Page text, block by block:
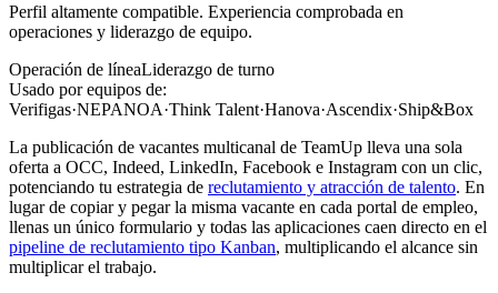
Perfil altamente compatible. Experiencia comprobada en
operaciones y liderazgo de equipo.
Operación de líneaLiderazgo de turno
Usado por equipos de:
Verifigas·NEPANOA·Think Talent·Hanova·Ascendix·Ship&Box
La publicación de vacantes multicanal de TeamUp lleva una sola
oferta a OCC, Indeed, LinkedIn, Facebook e Instagram con un clic,
potenciando tu estrategia de reclutamiento y atracción de talento. En
lugar de copiar y pegar la misma vacante en cada portal de empleo,
llenas un único formulario y todas las aplicaciones caen directo en el
pipeline de reclutamiento tipo Kanban, multiplicando el alcance sin
multiplicar el trabajo.